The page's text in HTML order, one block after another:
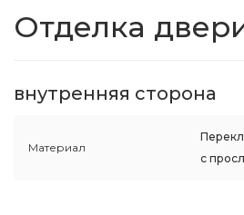
Отделка
внутренняя сторона
Материал
с